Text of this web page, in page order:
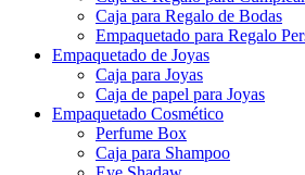
Caja para Regalo de Bodas
Empaquetado para Regalo
Empaquetado de Joyas
Caja para Joyas
Caja de papel para Joyas
Empaquetado Cosmético
Perfume Box
Caja para Shampoo